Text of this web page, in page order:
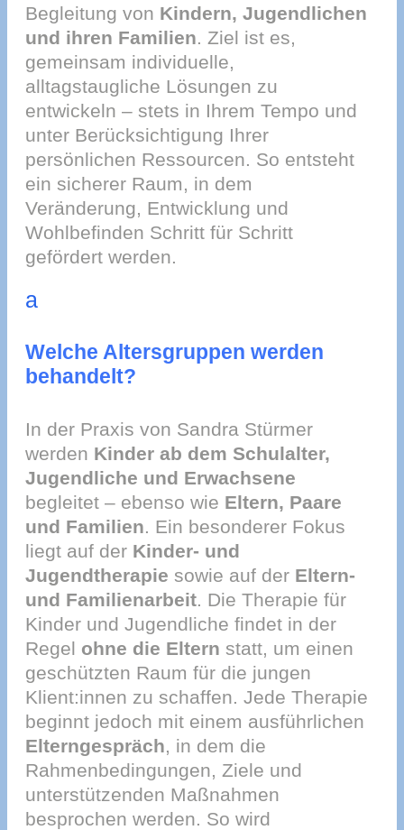
Begleitung von Kindern, Jugendlichen
und ihren Familien. Ziel ist es,
gemeinsam individuelle,
alltagstaugliche Lösungen zu
entwickeln – stets in Ihrem Tempo und
unter Berücksichtigung Ihrer
persönlichen Ressourcen. So entsteht
ein sicherer Raum, in dem
Veränderung, Entwicklung und
Wohlbefinden Schritt für Schritt
gefördert werden.
a
Welche Altersgruppen werden
behandelt?
In der Praxis von Sandra Stürmer
werden Kinder ab dem Schulalter,
Jugendliche und Erwachsene
begleitet – ebenso wie Eltern, Paare
und Familien. Ein besonderer Fokus
liegt auf der Kinder- und
Jugendtherapie sowie auf der Eltern-
und Familienarbeit. Die Therapie für
Kinder und Jugendliche findet in der
Regel ohne die Eltern statt, um einen
geschützten Raum für die jungen
Klient:innen zu schaffen. Jede Therapie
beginnt jedoch mit einem ausführlichen
Elterngespräch, in dem die
Rahmenbedingungen, Ziele und
unterstützenden Maßnahmen
besprochen werden. So wird